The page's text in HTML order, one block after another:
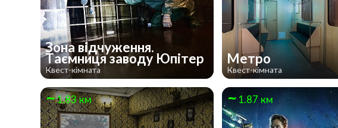
Зона відчуження.
Таємниця заводу Юпітер
Квест-кімната
Метро
Квест-кімната
1.83 км 1.87 км